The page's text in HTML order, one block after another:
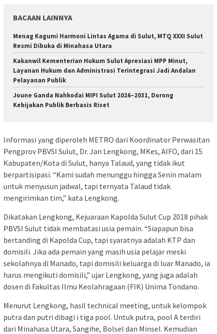
BACAAN LAINNYA
Menag Kagumi Harmoni Lintas Agama di Sulut, MTQ XXXI Sulut
Resmi Dibuka di Minahasa Utara
Kakanwil Kementerian Hukum Sulut Apresiasi MPP Minut,
Layanan Hukum dan Administrasi Terintegrasi Jadi Andalan
Pelayanan Publik
Joune Ganda Nahkodai MIPI Sulut 2026–2031, Dorong
Kebijakan Publik Berbasis Riset
Informasi yang diperoleh METRO dari Koordinator Perwasitan
Pengprov PBVSI Sulut, Dr. Jan Lengkong, MKes, AIFO, dari 15
Kabupaten/Kota di Sulut, hanya Talaud, yang tidak ikut
berpartisipasi. “Kami sudah menunggu hingga Senin malam
untuk menyusun jadwal, tapi ternyata Talaud tidak
mengirimkan tim,” kata Lengkong.
Dikatakan Lengkong, Kejuaraan Kapolda Sulut Cup 2018 pihak
PBVSI Sulut tidak membatasi usia pemain. “Siapapun bisa
bertanding di Kapolda Cup, tapi syaratnya adalah KTP dan
domisili. Jika ada pemain yang masih usia pelajar meski
sekolahnya di Manado, tapi domisili keluarga di luar Manado, ia
harus mengikuti domisili,” ujar Lengkong, yang juga adalah
dosen di Fakultas Ilmu Keolahragaan (FIK) Unima Tondano.
Menurut Lengkong, hasil technical meeting, untuk kelompok
putra dan putri dibagi i tiga pool. Untuk putra, pool A terdiri
dari Minahasa Utara, Sangihe, Bolsel dan Minsel. Kemudian